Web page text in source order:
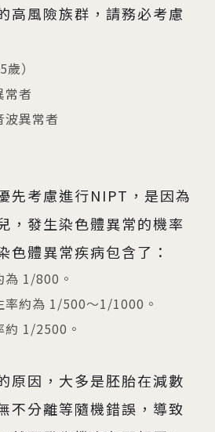
高風險族群，請務必考慮
）
常者
波異常者
先考慮進行NIPT，是因為
，發生染色體異常的機率
色體異常疾病包含了：
為 1/800。
率約為 1/500～1/1000。
約 1/2500。
原因，大多是胚胎在減數
不分離等隨機錯誤，導致